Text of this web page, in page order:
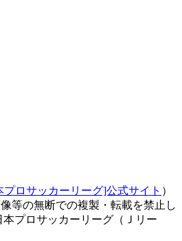
プロサッカーリーグ]公式サイト ）
等の無断での複製・転載を禁止し
プロサッカーリーグ（Ｊリー